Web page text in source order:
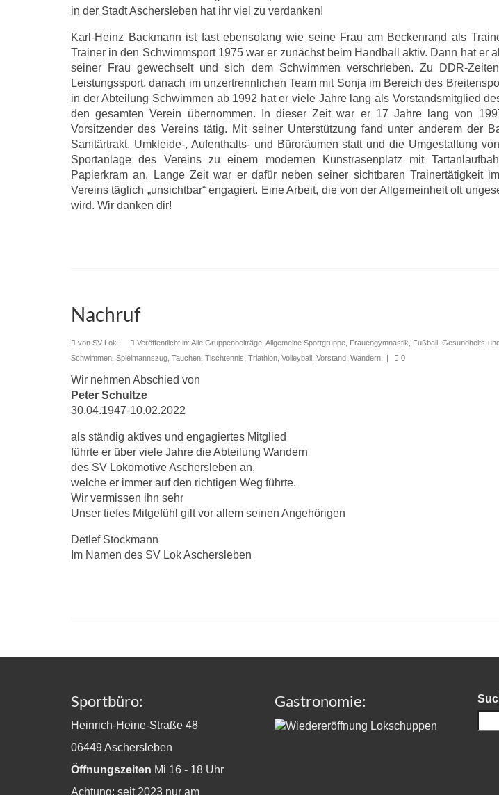
in der Stadt Aschersleben hat ihr viel zu verdanken!
Karl-Heinz Backmann ist fast ebensolang wie seine Frau am Beckenrand als
Trainer in den Schwimmsport 1975 war er zunächst beim Handball aktiv. Dann hat er
seiner Frau gewechselt und sich dem Schwimmen verschrieben. Zu DDR-
Leistungssport, danach im unzertrennlichen Team mit Sonja im Bereich des
in der Abteilung Schwimmen ab 1992 hat er viele Jahre lang als Vorstandsmitglied
den gesamten Verein übernommen. In dieser Zeit war er 17 Jahre lang von
Vorsitzender des Vereins tätig. Mit seiner Unterstützung fand unter anderem der
Sanitärtrakt, Umkleide-, Aufenthalts- und Büroräumen statt und die Umgestaltung
Sportanlage des Vereins zu einem modernen Kunstrasenplatz mit
Papierkram an. Lange Zeit war er dafür neben seiner sichtbaren Trainertätigkeit
Vereins täglich „unsichtbar“ engagiert. Eine Arbeit, die von der Allgemeinheit oft
wird. Wir danken dir!
Nachruf
von SV Lok | Veröffentlicht in: Alle Gruppenbeiträge Allgemeine Sportgruppe Frauengymnastik Fußball Gesundheits-
Schwimmen Spielmannszug Tauchen Tischtennis Triathlon Volleyball Vorstand Wandern | 0
Wir nehmen Abschied von
Peter Schultze
30.04.1947-10.02.2022
als ständig aktives und engagiertes Mitglied
führte er über viele Jahre die Abteilung Wandern
des SV Lokomotive Aschersleben an,
welche er immer auf den richtigen Weg führte.
Wir vermissen ihn sehr
Unser tiefes Mitgefühl gilt vor allem seinen Angehörigen
Detlef Stockmann
Im Namen des SV Lok Aschersleben
Sportbüro:
Heinrich-Heine-Straße 48
06449 Aschersleben
Öffnungszeiten Mi 16 - 18 Uhr
Achtung: seit 2023 nur am
Gastronomie: